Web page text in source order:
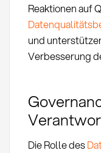
Reaktionen auf
und
Verbesserung
Die Rolle des